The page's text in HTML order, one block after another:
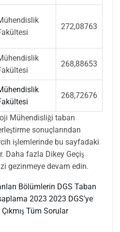
272,08763
268,88653
268,72676
Mühendisliği taban
sonuçlarından
işlemlerinde bu sayfadaki
Daha fazla Dikey Geçiş
gezinmeye devam edin.
Bölümlerin DGS Taban
2023 2023 DGS’ye
Çıkmış Tüm Sorular